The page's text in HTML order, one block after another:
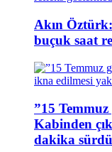
Akın
buçuk saat
”15 Temmuz
Kabinden
dakika sürdü